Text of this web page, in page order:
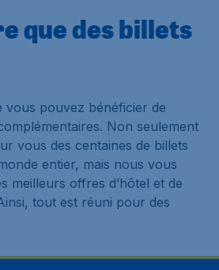
que des billets
vous pouvez bénéficier de
Non seulement
vous des centaines de billets
entier, mais nous vous
meilleurs offres d’hôtel et de
tout est réuni pour des